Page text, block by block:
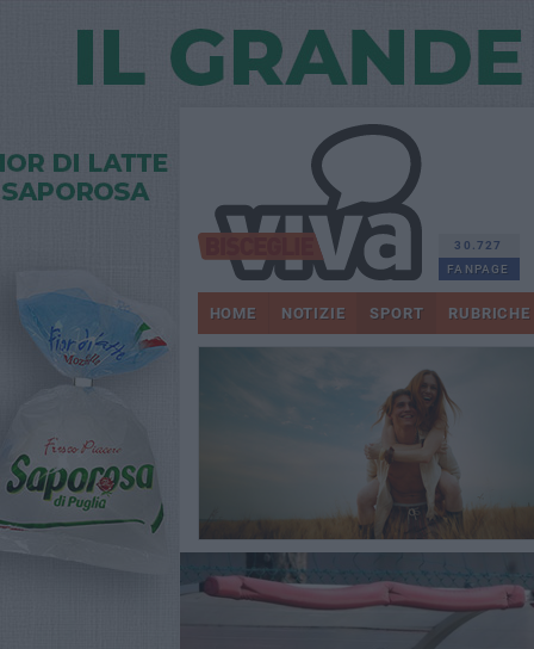
30.727
FANPAGE
HOME NOTIZIE SPORT RUBRICHE